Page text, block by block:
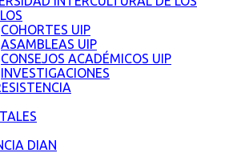
COHORTES UIP
ASAMBLEAS UIP
CONSEJOS ACADÉMICOS UIP
INVESTIGACIONES
DIAN